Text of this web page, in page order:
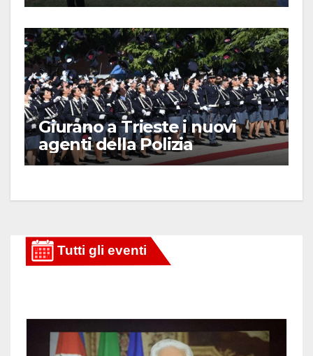
Giurano a Trieste i nuovi
agenti della Polizia